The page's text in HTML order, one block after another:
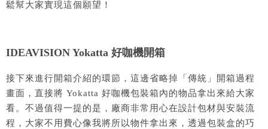
鬆幫大家實現這個願望！
IDEAVISION Yokatta 好咖機開箱
接下來進行開箱介紹的環節，這邊省略掉「傳統」開箱過程
畫面，直接將 Yokatta 好咖機包裝箱內的物品拿出來給大家
看。不過值得一提的是，廠商非常用心在設計包材與安裝流
程，大家不用費心像我將所以物件拿出來，透過包裝盒的巧